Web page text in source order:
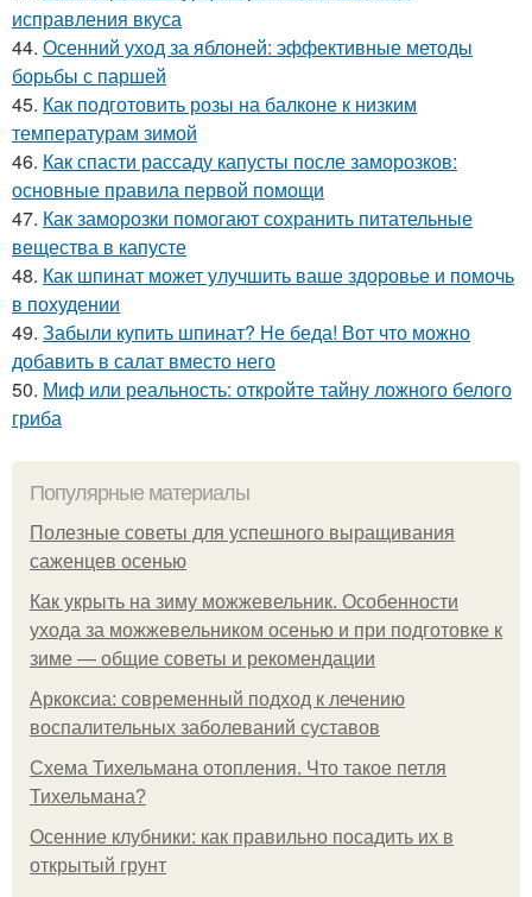
исправления вкуса
44. Осенний уход за яблоней: эффективные методы
борьбы с паршей
45. Как подготовить розы на балконе к низким
температурам зимой
46. Как спасти рассаду капусты после заморозков:
основные правила первой помощи
47. Как заморозки помогают сохранить питательные
вещества в капусте
48. Как шпинат может улучшить ваше здоровье и помочь
в похудении
49. Забыли купить шпинат? Не беда! Вот что можно
добавить в салат вместо него
50. Миф или реальность: откройте тайну ложного белого
гриба
Популярные материалы
Полезные советы для успешного выращивания
саженцев осенью
Как укрыть на зиму можжевельник. Особенности
ухода за можжевельником осенью и при подготовке к
зиме — общие советы и рекомендации
Аркоксиа: современный подход к лечению
воспалительных заболеваний суставов
Схема Тихельмана отопления. Что такое петля
Тихельмана?
Осенние клубники: как правильно посадить их в
открытый грунт